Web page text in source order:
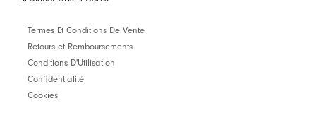
Termes Et Conditions De Vente
Retours et Remboursements
Conditions D'Utilisation
Confidentialité
Cookies